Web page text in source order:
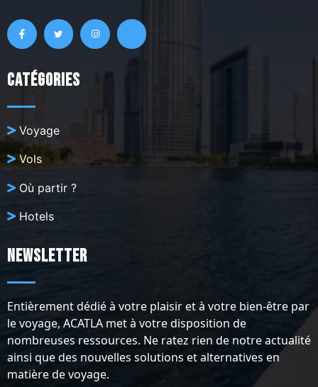
Catégories
Voyage
Vols
Où partir ?
Hotels
Newsletter
Entièrement dédié à votre plaisir et à votre bien-être par
le voyage, ACATLA met à votre disposition de
nombreuses ressources. Ne ratez rien de notre actualité
ainsi que des nouvelles solutions et alternatives en
matière de voyage.